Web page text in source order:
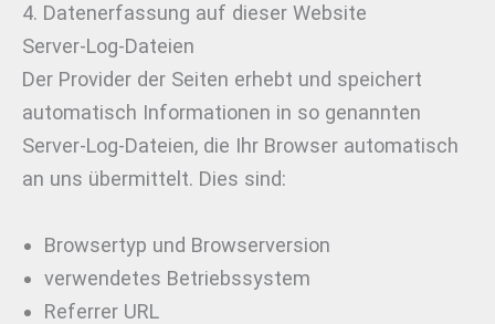
4. Datenerfassung auf dieser Website
Server-Log-Dateien
Der Provider der Seiten erhebt und speichert
automatisch Informationen in so genannten
Server-Log-Dateien, die Ihr Browser automatisch
an uns übermittelt. Dies sind:
Browsertyp und Browserversion
verwendetes Betriebssystem
Referrer URL